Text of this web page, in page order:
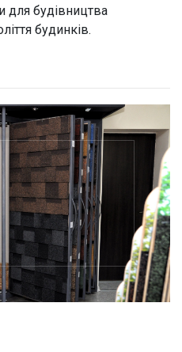
для будівництва
будинків.